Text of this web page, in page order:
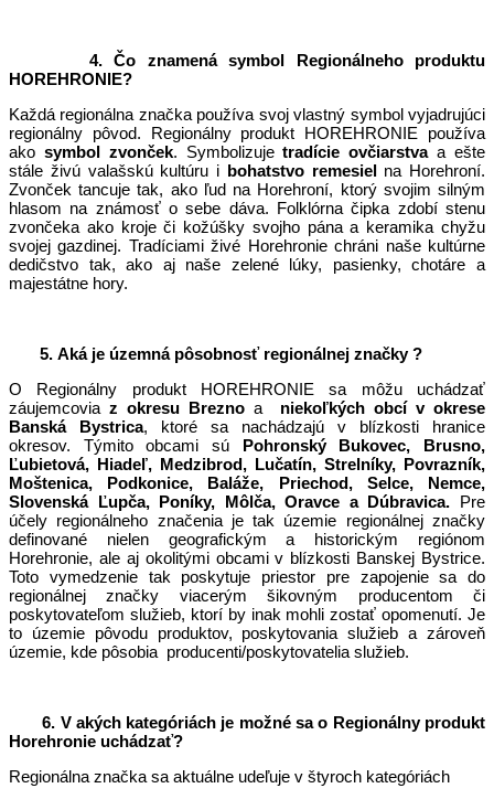
4. Čo znamená symbol Regionálneho produktu
HOREHRONIE?
Každá regionálna značka používa svoj vlastný symbol vyjadrujúci
regionálny pôvod. Regionálny produkt HOREHRONIE používa
ako symbol zvonček. Symbolizujetradície ovčiarstvaa ešte
stále živú valašskú kultúru i bohatstvo remesielna Horehroní.
Zvonček tancuje tak, ako ľud na Horehroní, ktorý svojim silným
hlasom na známosť o sebe dáva. Folklórna čipka zdobí stenu
zvončeka ako kroje či kožúšky svojho pána a keramika chyžu
svojej gazdinej. Tradíciami živé Horehronie chráni naše kultúrne
dedičstvo tak, ako aj naše zelené lúky, pasienky, chotáre a
majestátne hory.
5. Aká je územná pôsobnosť regionálnej značky ?
O Regionálny produkt HOREHRONIE sa môžu uchádzať
záujemcovia z okresu Brezno a niekoľkých obcí v okrese
Banská Bystrica, ktoré sa nachádzajú v blízkosti hranice
okresov. Týmito obcami sú Pohronský Bukovec, Brusno,
Ľubietová, Hiadeľ, Medzibrod, Lučatín, Strelníky, Povrazník,
Moštenica, Podkonice, Baláže, Priechod, Selce, Nemce,
Slovenská Ľupča, Poníky, Môlča, Oravce a Dúbravica. Pre
účely regionálneho značenia je tak územie regionálnej značky
definované nielen geografickým a historickým regiónom
Horehronie, ale aj okolitými obcami v blízkosti Banskej Bystrice.
Toto vymedzenie tak poskytuje priestor pre zapojenie sa do
regionálnej značky viacerým šikovným producentom či
poskytovateľom služieb, ktorí by inak mohli zostať opomenutí. Je
to územie pôvodu produktov, poskytovania služieb a zároveň
územie, kde pôsobia producenti/poskytovatelia služieb.
6. V akých kategóriách je možné sa o Regionálny produkt
Horehronie uchádzať?
Regionálna značka sa aktuálne udeľuje v štyroch kategóriách